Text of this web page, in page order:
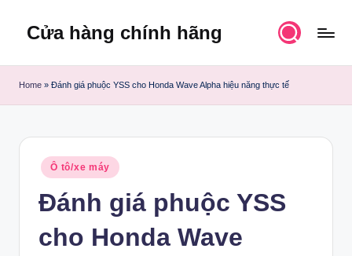
Cửa hàng chính hãng
Home » Đánh giá phuộc YSS cho Honda Wave Alpha hiệu năng thực tế
Posted
in
Ô tô/xe máy
Đánh giá phuộc YSS
cho Honda Wave